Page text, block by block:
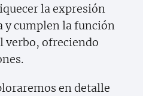
la expresión
y cumplen la función
verbo, ofreciendo
en detalle